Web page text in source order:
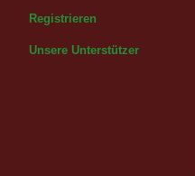
Registrieren
Unsere Unterstützer